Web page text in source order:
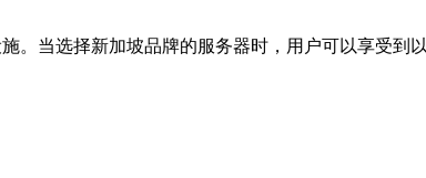
。当选择新加坡品牌的服务器时，用户可以享受到以